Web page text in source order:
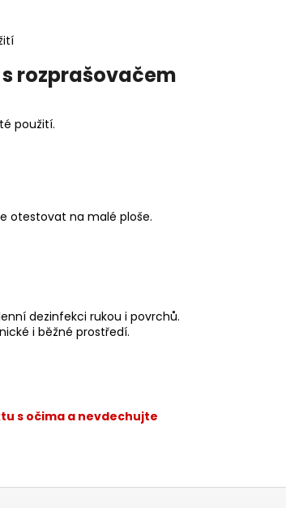
rozprašovačem
použití.
otestovat na malé ploše.
dezinfekci rukou i povrchů.
i běžné prostředí.
s očima a nevdechujte